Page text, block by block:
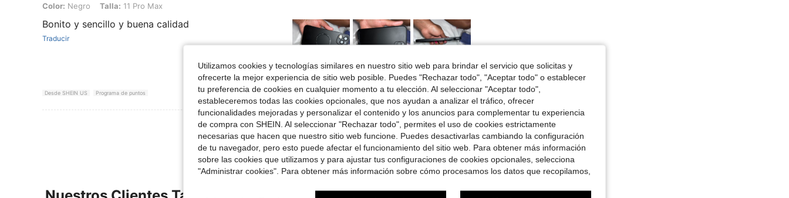
Color: Negro, Talla: 11 Pro Max
Color: Negro Talla: 11 Pro Max
Bonito y sencillo y buena calidad
Traducir
Desde SHEIN US Programa de puntos Útil (3)
Ver Más Reseñas
Utilizamos cookies y tecnologías similares en nuestro sitio web para brindar el servicio que solicitas y
ofrecerte la mejor experiencia de sitio web posible. Puedes "Rechazar todo", "Aceptar todo" o establecer
tu preferencia de cookies en cualquier momento a tu elección. Al seleccionar "Aceptar todo",
estableceremos todas las cookies opcionales, que nos ayudan a analizar el tráfico, ofrecer
funcionalidades mejoradas y personalizar el contenido y los anuncios para complementar tu experiencia
de compra con SHEIN. Al seleccionar "Rechazar todo", permites el uso de cookies estrictamente
necesarias que hacen que nuestro sitio web funcione. Puedes desactivarlas cambiando la configuración
de tu navegador, pero esto puede afectar el funcionamiento del sitio web. Para obtener más información
sobre las cookies que utilizamos y para ajustar tus configuraciones de cookies opcionales, selecciona
"Administrar cookies". Para obtener más información sobre cómo procesamos los datos que recopilamos,